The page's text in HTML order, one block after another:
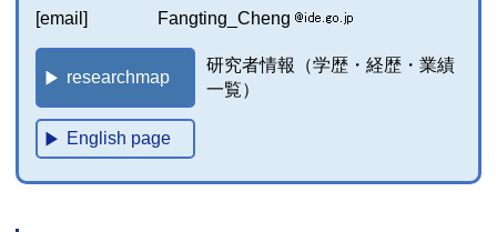
[email]
Fangting_Cheng
researchmap
研究者情報（学歴・経歴・業績
一覧）
English page